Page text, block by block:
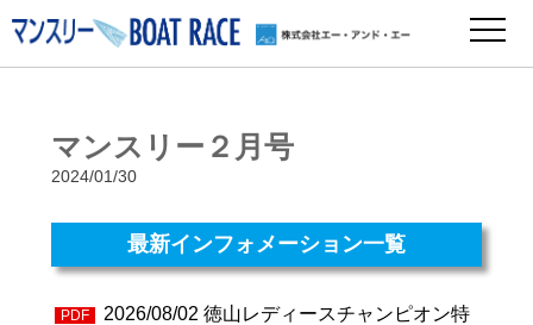
マンスリー２月号
2024/01/30
最新インフォメーション一覧
PDF 2026/08/02 徳山レディースチャンピオン特